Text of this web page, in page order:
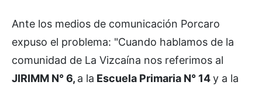
Ante los medios de comunicación Porcaro
expuso el problema: "Cuando hablamos de la
comunidad de La Vizcaína nos referimos al
JIRIMM N° 6, a la Escuela Primaria N° 14y a la